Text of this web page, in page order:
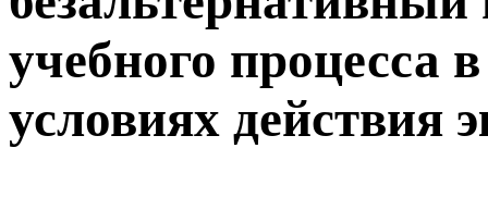
учебного процесса
условиях действия